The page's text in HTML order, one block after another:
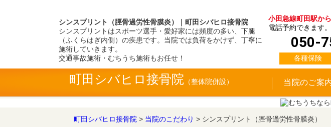
シンスプリント（脛骨過労性骨膜炎）｜町田シバヒロ接骨院
シンスプリントはスポーツ選手・愛好家には頻度の多い、下腿
（ふくらはぎ内側）の疾患です。当院では負荷をかけず、丁寧に
施術していきます。
交通事故施術・むちうち施術もお任せ！
小田急線町田駅か
電話予約できます。
050-
各種保険
町田シバヒロ接骨院 当院のご案
町田シバヒロ接骨院 > 当院のこだわり > シンスプリント（脛骨過労性骨膜炎）